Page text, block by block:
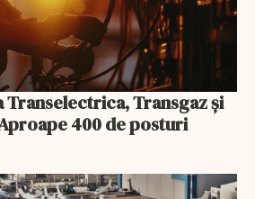
Transelectrica, Transgaz și
400 de posturi